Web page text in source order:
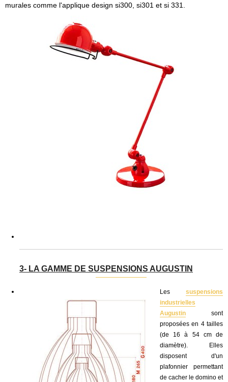
murales comme l'applique design si300, si301 et si 331.
3- LA GAMME DE SUSPENSIONS AUGUSTIN
Les suspensions
industrielles
Augustin sont
proposées en 4 tailles
(de 16 à 54 cm de
diamètre). Elles
disposent d'un
plafonnier permettant
de cacher le domino et